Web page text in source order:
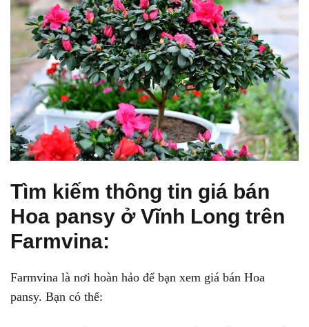
Tìm kiếm thông tin giá bán
Hoa pansy ở Vĩnh Long trên
Farmvina:
Farmvina là nơi hoàn hảo để bạn xem giá bán Hoa
pansy. Bạn có thể: